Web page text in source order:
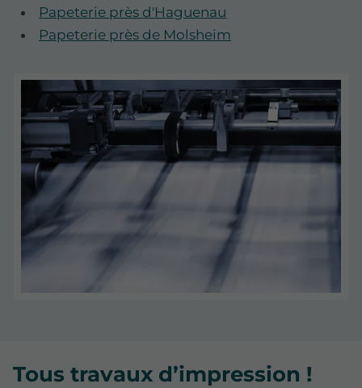
Papeterie près d'Haguenau
Papeterie près de Molsheim
Tous travaux d’impression !